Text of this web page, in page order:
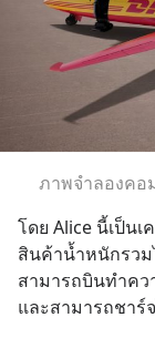
ภาพจำลองคอ
โดย Alice นี้เป็น
สินค้าน้ำหนักรวม
สามารถบินทำคว
และสามารถชาร์